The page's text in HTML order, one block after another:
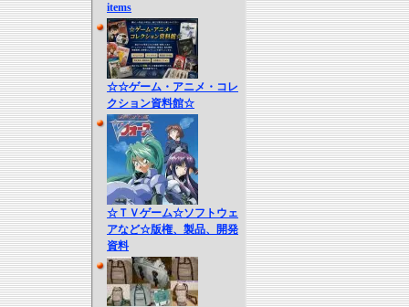
items
☆☆ゲーム・アニメ・コレ
クション資料館☆
☆ＴＶゲーム☆ソフトウェ
アなど☆版権、製品、開発
資料